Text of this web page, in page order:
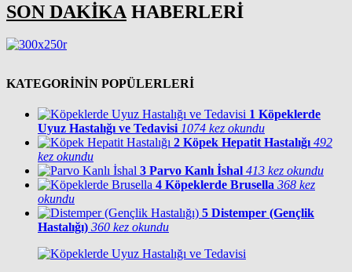
SON DAKİKA HABERLERİ
KATEGORİNİN POPÜLERLERİ
1 Köpeklerde
Uyuz Hastalığı ve Tedavisi 1074 kez okundu
2 Köpek Hepatit Hastalığı 492
kez okundu
3 Parvo Kanlı İshal 413 kez okundu
4 Köpeklerde Brusella 368 kez
okundu
5 Distemper (Gençlik
Hastalığı) 360 kez okundu